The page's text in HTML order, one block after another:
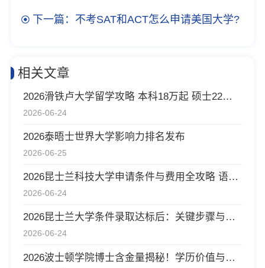
下一篇：不考SAT和ACT怎么申请美国大学?
相关文章
2026滑铁卢大学留学攻略 本科18万起 硕士22万起
2026-06-24
2026泰晤士世界大学影响力排名发布
2026-06-25
2026昆士兰科技大学申请条件与费用全攻略 语言雅思6.5+ GPA 3.0+ 18万人民币上学校
2026-06-24
2026昆士兰大学条件录取达标后：关键步骤与时间表
2026-06-24
2026波士顿学院博士含金量揭秘！学历价值与就业前景深度分析